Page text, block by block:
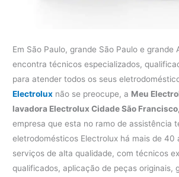
Em São Paulo, grande São Paulo e grande
encontra técnicos especializados,
para atender todos os seus
Electrolux não se preocupe, a Meu
lavadora Electrolux Cidade São
empresa que esta no ramo de assistência
eletrodomésticos Electrolux há mais de 40
serviços de alta qualidade, com técnicos
qualificados, aplicação de peças originais,